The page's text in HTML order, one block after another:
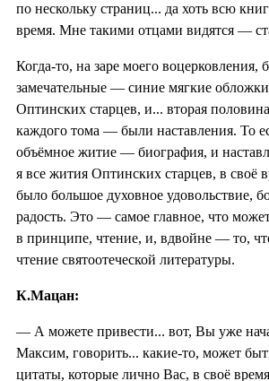
по нескольку страниц... да хоть всю
время. Мне такими отцами видятся —
Когда-то, на заре моего
замечательные — синие мягкие
Оптинских старцев, и... вторая
каждого тома — были наставления. То
объёмное житие — биография, и
я все жития Оптинских старцев, в своё
было большое духовное удовольствие,
радость. Это — самое главное, что
в принципе, чтение, и, вдвойне — то,
чтение святоотеческой литературы.
К.Мацан:
— А можете привести... вот, Вы уже
Максим, говорить... какие-то, может
цитаты, которые лично Вас, в своё